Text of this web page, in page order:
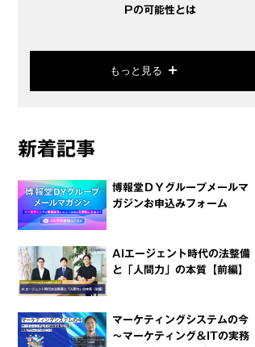
Pの可能性とは
もっと見る
新着記事
博報堂ＤＹグループメールマ
ガジンお申込みフォーム
AIエージェント時代の法整備
と「人間力」の本質【前編】
マーケティングシステムの今
～マーケティング＆ITの実務